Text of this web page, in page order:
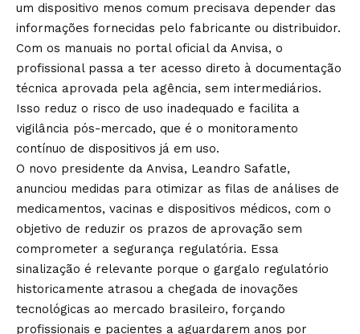
um dispositivo menos comum precisava depender das
informações fornecidas pelo fabricante ou distribuidor.
Com os manuais no portal oficial da Anvisa, o
profissional passa a ter acesso direto à documentação
técnica aprovada pela agência, sem intermediários.
Isso reduz o risco de uso inadequado e facilita a
vigilância pós-mercado, que é o monitoramento
contínuo de dispositivos já em uso.
O novo presidente da Anvisa, Leandro Safatle,
anunciou medidas para otimizar as filas de análises de
medicamentos, vacinas e dispositivos médicos, com o
objetivo de reduzir os prazos de aprovação sem
comprometer a segurança regulatória. Essa
sinalização é relevante porque o gargalo regulatório
historicamente atrasou a chegada de inovações
tecnológicas ao mercado brasileiro, forçando
profissionais e pacientes a aguardarem anos por